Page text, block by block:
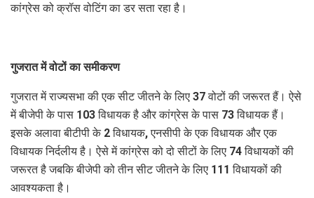
कांग्रेस को क्रॉस वोटिंग का डर सता रहा है।
गुजरात में वोटों का समीकरण
गुजरात में राज्यसभा की एक सीट जीतने के लिए 37 वोटों की जरूरत हैं। ऐसे
में बीजेपी के पास 103 विधायक है और कांग्रेस के पास 73 विधायक हैं।
इसके अलावा बीटीपी के 2 विधायक, एनसीपी के एक विधायक और एक
विधायक निर्दलीय है। ऐसे में कांग्रेस को दो सीटों के लिए 74 विधायकों की
जरूरत है जबकि बीजेपी को तीन सीट जीतने के लिए 111 विधायकों की
आवश्यकता है।